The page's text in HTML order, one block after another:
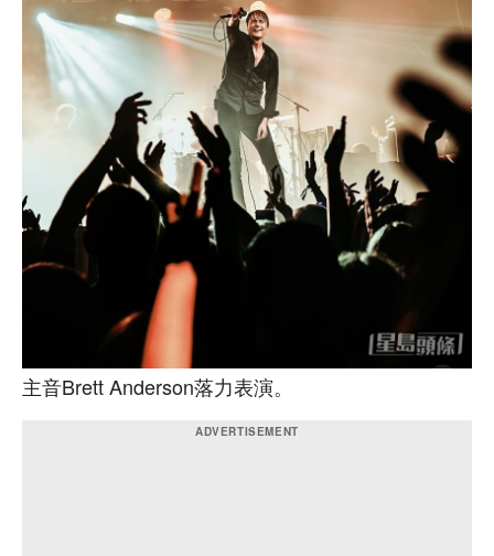
主音Brett Anderson落力表演。